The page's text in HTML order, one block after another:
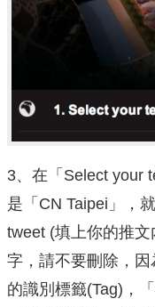
3、在「Select your
是「CN Taipei」，
tweet (填上你的推
字，請不要刪除，
的識別標籤(Tag)，